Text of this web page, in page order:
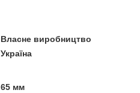
Власне виробництво
Україна
65 мм